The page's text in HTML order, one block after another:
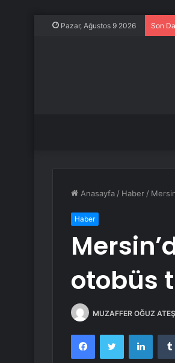
Pazar, Ağustos 9 2026 Son
Anasayfa / Haber /
Haber
otobüs
MUZAFFER OĞUZ ATEŞ
FacebookTwitter